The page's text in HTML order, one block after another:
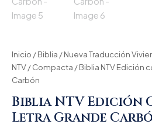
Inicio /Biblia /Nueva Traducción
NTV/Compacta / Biblia NTV Edición
Carbón
Biblia NTV Edición
Letra Grande